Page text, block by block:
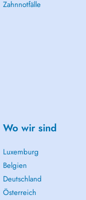
Zahnnotfälle
Wo wir sind
Luxemburg
Belgien
Deutschland
Österreich